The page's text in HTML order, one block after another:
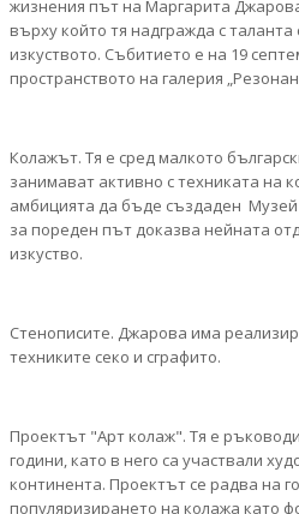
жизнения път на Маргарита
върху който тя надгражда с
изкуството. Събитието е на 19
пространството на галерия
Колажът. Тя е сред малкото
занимават активно с техниката на
амбицията да бъде създаден
за пореден път доказва нейната
изкуство.
Стенописите. Джарова има
техниките секо и сграфито.
Проектът "Арт колаж". Тя е
години, като в него са участвали
континента. Проектът се радва на
популяризирането на колажа като